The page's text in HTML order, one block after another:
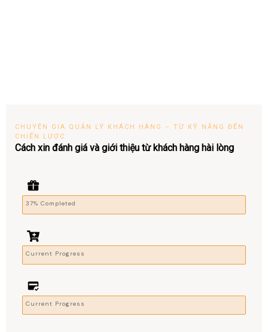
CHUYÊN GIA QUẢN LÝ KHÁCH HÀNG – TỪ KỸ NĂNG ĐẾN
CHIẾN LƯỢC
Cách xin đánh giá và giới thiệu từ khách hàng hài lòng
37% Completed
Current Progress
Current Progress